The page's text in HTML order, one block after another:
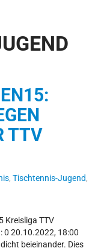
TTV
, Tischtennis-Jugend,
Kreisliga TTV
0 20.10.2022, 18:00
beieinander. Dies